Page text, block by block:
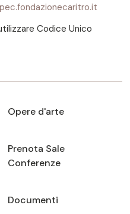
Codice Unico
Opere d'arte
Prenota Sale
Conferenze
Documenti